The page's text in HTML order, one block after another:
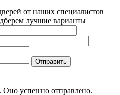
от наших специалистов
лучшие варианты
Оно успешно отправлено.